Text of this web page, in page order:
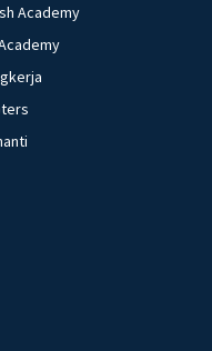
Academy